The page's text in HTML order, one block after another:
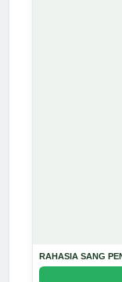
RAHASIA SANG